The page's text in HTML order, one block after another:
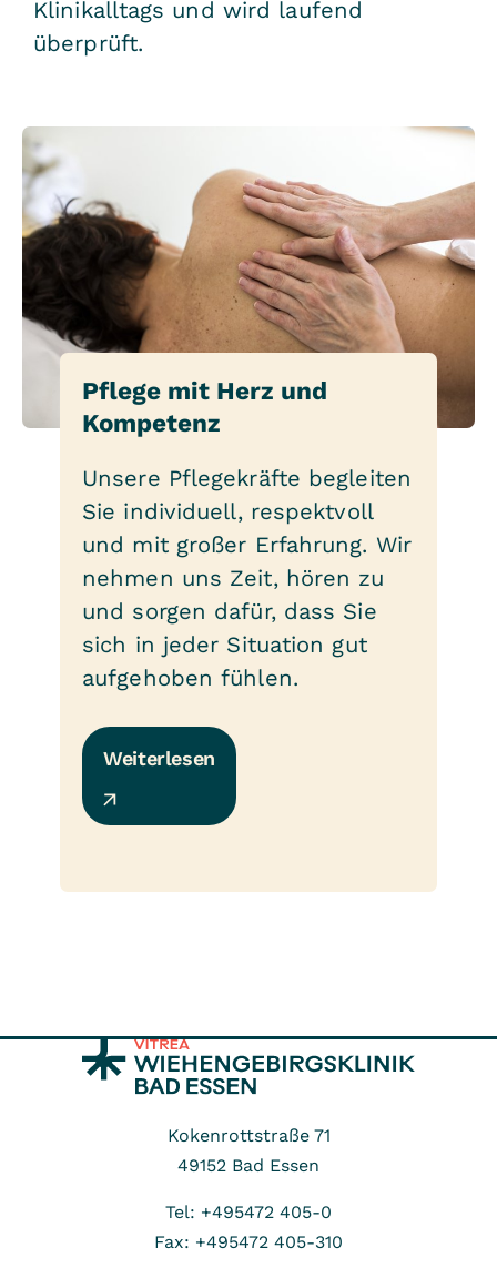
Klinikalltags und wird laufend
überprüft.
Pflege mit Herz und
Kompetenz
Unsere Pflegekräfte begleiten
Sie individuell, respektvoll
und mit großer Erfahrung. Wir
nehmen uns Zeit, hören zu
und sorgen dafür, dass Sie
sich in jeder Situation gut
aufgehoben fühlen.
Weiterlesen
Kokenrottstraße 71
49152 Bad Essen
Tel: +495472 405-0
Fax: +495472 405-310